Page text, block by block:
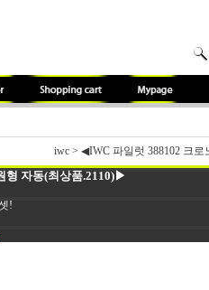
iwc > ◀IWC 파일럿 388102 크
형 자동(최상품.2110)▶
!